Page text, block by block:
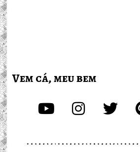
Vem cá, meu bem